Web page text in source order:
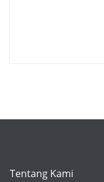
Tentang Kami